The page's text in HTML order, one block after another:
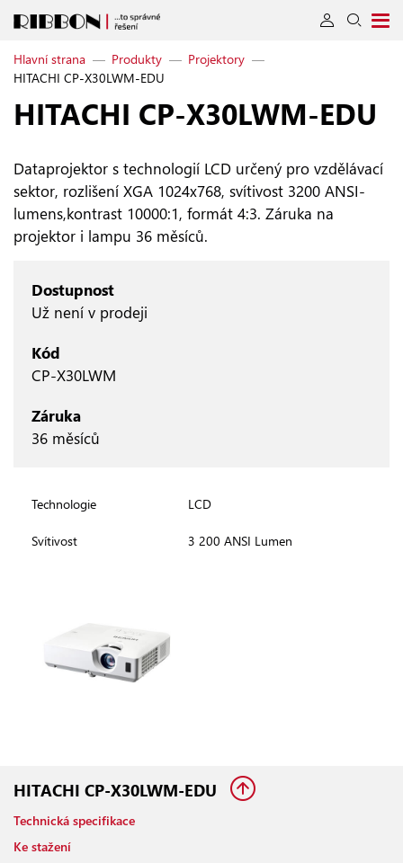
Hlavní strana — Produkty — Projektory —
HITACHI CP-X30LWM-EDU
HITACHI CP‑X30LWM‑EDU
Dataprojektor s technologií LCD určený pro vzdělávací
sektor, rozlišení XGA 1024x768, svítivost 3200 ANSI-
lumens,kontrast 10000:1, formát 4:3. Záruka na
projektor i lampu 36 měsíců.
Dostupnost
Už není v prodeji
Kód
CP-X30LWM
Záruka
36 měsíců
Technologie LCD
Svítivost 3 200 ANSI Lumen
HITACHI CP-X30LWM-EDU
Technická specifikace
Ke stažení